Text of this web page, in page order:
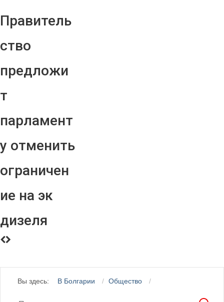
Правитель
ство
предложи
т
парламент
у отменить
ограничен
ие на эк
дизеля
Вы здесь: В Болгарии Общество